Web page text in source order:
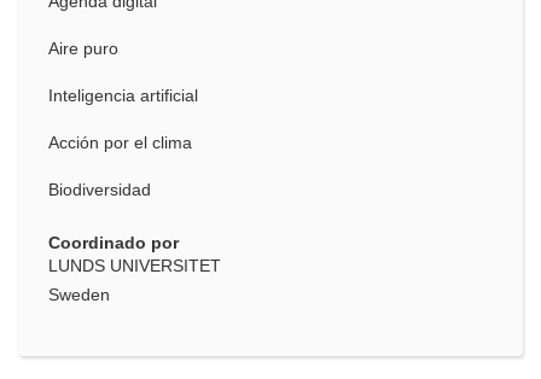
Aire puro
Inteligencia artificial
Acción por el clima
Biodiversidad
Coordinado por
LUNDS UNIVERSITET
Sweden